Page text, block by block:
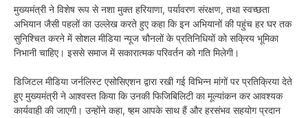
मुख्यमंत्री ने विशेष रूप से नशा मुक्त हरियाणा, पर्यावरण संरक्षण, तथा स्वच्छता
अभियान जैसी पहलों का उल्लेख करते हुए कहा कि इन अभियानों की पहुंच हर घर तक
सुनिश्चित करने में सोशल मीडिया न्यूज चौनलों के प्रतिनिधियों को सक्रिय भूमिका
निभानी चाहिए। इससे समाज में सकारात्मक परिवर्तन को गति मिलेगी।
डिजिटल मीडिया जर्नलिस्ट एसोसिएशन द्वारा रखी गई विभिन्न मांगों पर प्रतिक्रिया देते
हुए मुख्यमंत्री ने आश्वस्त किया कि उनकी फिजिबिलिटी का मूल्यांकन कर आवश्यक
कार्यवाही की जाएगी। उन्होंने कहा, ष्हम आपके साथ हैं और हरसंभव सहयोग प्रदान